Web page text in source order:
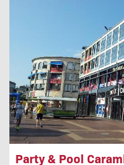
Party & Pool